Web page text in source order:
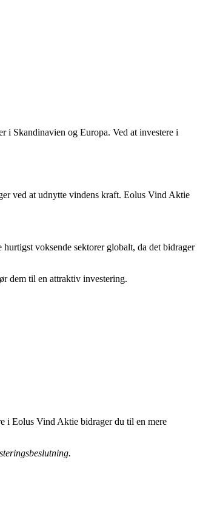
i Skandinavien og Europa. Ved at investere i
ved at udnytte vindens kraft. Eolus Vind Aktie
voksende sektorer globalt, da det bidrager
dem til en attraktiv investering.
i Eolus Vind Aktie bidrager du til en mere